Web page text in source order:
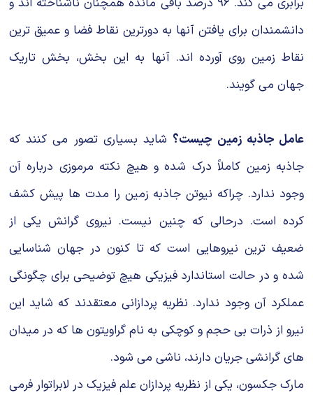
دانشمندان برای یافتن آنها به دورترین نقاط فضا و عمیق ترین
نقاط زمین روی آورده اند. آنها به این بخش، بخش تاریك
جهان می گویند.
عامل جاذبه زمین چیست؟ شاید بسیاری تصور می کنند که
جاذبه زمین کاملاً درک شده و هیچ نکته مرموزی درباره آن
وجود ندارد. چراکه نیوتن جاذبه زمین را مدت ها پیش کشف
کرده است. درحالی که چنین نیست. نیروی گرانش یکی از
ضعیف ترین نیروهایی است که تا کنون در جهان شناسایی
شده و در حالت استاندارد فیزیکی هیچ توضیحی برای چگونگی
عملکرد آن وجود ندارد. نظریه پردازانی معتقدند که شاید این
نیرو از ذرات بی حجم و کوچکی به نام گراویتون ها که در میدان
های گرانشی جریان دارند، ناشی می شود.
مارک جکسون، یکی از نظریه پردازان علم فیزیک در لابراتوار فرمی